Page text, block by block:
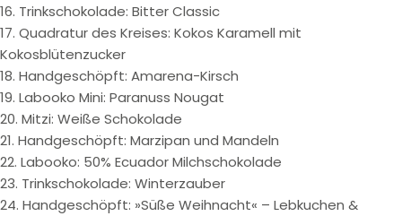
16. Trinkschokolade: Bitter Classic
17. Quadratur des Kreises: Kokos Karamell mit
Kokosblütenzucker
18. Handgeschöpft: Amarena-Kirsch
19. Labooko Mini: Paranuss Nougat
20. Mitzi: Weiße Schokolade
21. Handgeschöpft: Marzipan und Mandeln
22. Labooko: 50% Ecuador Milchschokolade
23. Trinkschokolade: Winterzauber
24. Handgeschöpft: »Süße Weihnacht« – Lebkuchen &